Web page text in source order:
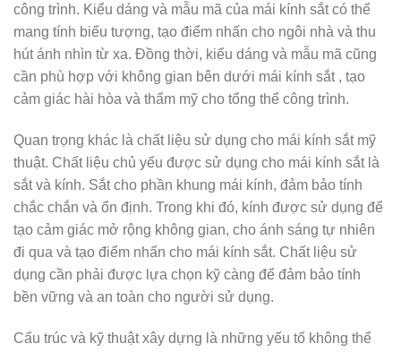
công trình. Kiểu dáng và mẫu mã của mái kính sắt có thể
mang tính biểu tượng, tạo điểm nhấn cho ngôi nhà và thu
hút ánh nhìn từ xa. Đồng thời, kiểu dáng và mẫu mã cũng
cần phù hợp với không gian bên dưới mái kính sắt , tạo
cảm giác hài hòa và thẩm mỹ cho tổng thể công trình.
Quan trọng khác là chất liệu sử dụng cho mái kính sắt mỹ
thuật. Chất liệu chủ yếu được sử dụng cho mái kính sắt là
sắt và kính. Sắt cho phần khung mái kính, đảm bảo tính
chắc chắn và ổn định. Trong khi đó, kính được sử dụng để
tạo cảm giác mở rộng không gian, cho ánh sáng tự nhiên
đi qua và tạo điểm nhấn cho mái kính sắt. Chất liệu sử
dụng cần phải được lựa chọn kỹ càng để đảm bảo tính
bền vững và an toàn cho người sử dụng.
Cấu trúc và kỹ thuật xây dựng là những yếu tố không thể